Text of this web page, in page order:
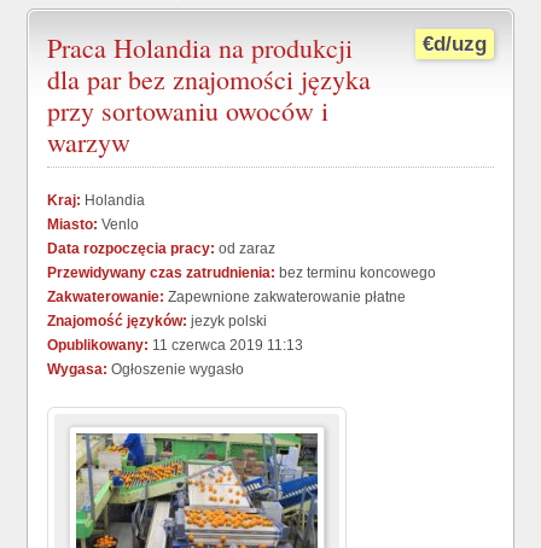
€d/uzg
Praca Holandia na produkcji
dla par bez znajomości języka
przy sortowaniu owoców i
warzyw
Kraj: Holandia
Miasto: Venlo
Data rozpoczęcia pracy: od zaraz
Przewidywany czas zatrudnienia: bez terminu koncowego
Zakwaterowanie: Zapewnione zakwaterowanie płatne
Znajomość języków: jezyk polski
Opublikowany: 11 czerwca 2019 11:13
Wygasa: Ogłoszenie wygasło